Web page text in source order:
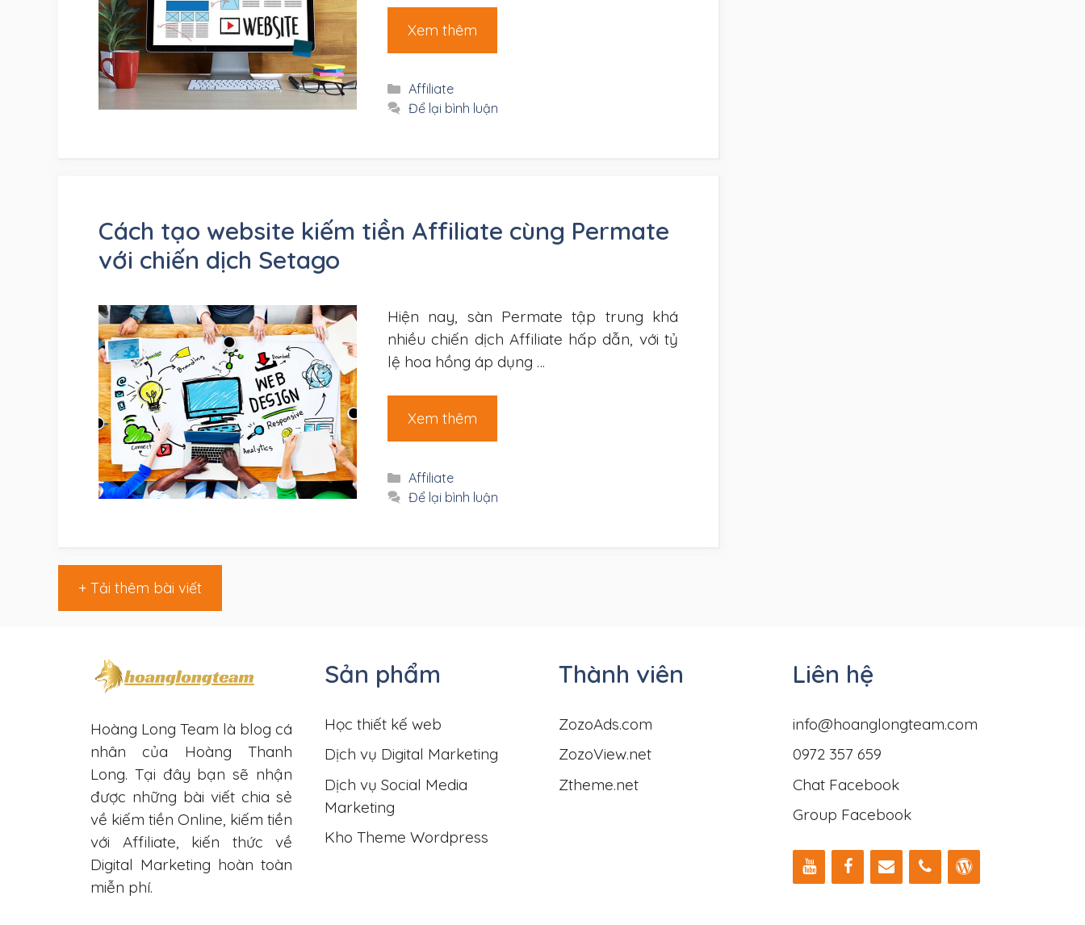
Xem thêm
Danh
mục
Affiliate
Để lại bình luận
Cách tạo website kiếm tiền Affiliate cùng Permate
với chiến dịch Setago
Hiện nay, sàn Permate tập trung khá
nhiều chiến dịch Affiliate hấp dẫn, với tỷ
lệ hoa hồng áp dụng …
Xem thêm
Danh
mục
Affiliate
Để lại bình luận
+ Tải thêm bài viết
Hoàng Long Team là blog cá
nhân của Hoàng Thanh
Long. Tại đây bạn sẽ nhận
được những bài viết chia sẻ
về kiếm tiền Online, kiếm tiền
với Affiliate, kiến thức về
Digital Marketing hoàn toàn
miễn phí.
Sản phẩm
Học thiết kế web
Dịch vụ Digital Marketing
Dịch vụ Social Media
Marketing
Kho Theme Wordpress
Thành viên
ZozoAds.com
ZozoView.net
Ztheme.net
Liên hệ
info@hoanglongteam.com
0972 357 659
Chat Facebook
Group Facebook